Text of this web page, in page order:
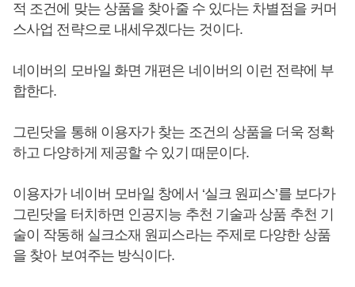
적 조건에 맞는 상품을 찾아줄 수 있다는 차별점을 커머
스사업 전략으로 내세우겠다는 것이다.
네이버의 모바일 화면 개편은 네이버의 이런 전략에 부
합한다.
그린닷을 통해 이용자가 찾는 조건의 상품을 더욱 정확
하고 다양하게 제공할 수 있기 때문이다.
이용자가 네이버 모바일 창에서 ‘실크 원피스’를 보다가
그린닷을 터치하면 인공지능 추천 기술과 상품 추천 기
술이 작동해 실크소재 원피스라는 주제로 다양한 상품
을 찾아 보여주는 방식이다.